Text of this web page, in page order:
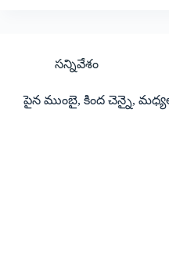
సన్నివేశం
పైన ముంబై, కింద చెన్నై,